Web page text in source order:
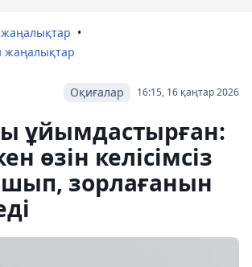
жаңалықтар
16:15, 16 қаңтар 2026
Оқиғалар
ұйымдастырған:
өзін келісімсіз
зорлағанын